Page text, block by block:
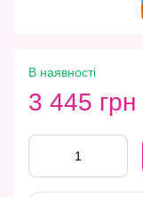
В наявності
3 445 грн